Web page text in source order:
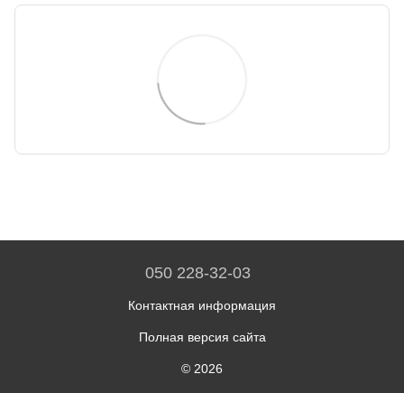
050 228-32-03
Контактная информация
Полная версия сайта
© 2026